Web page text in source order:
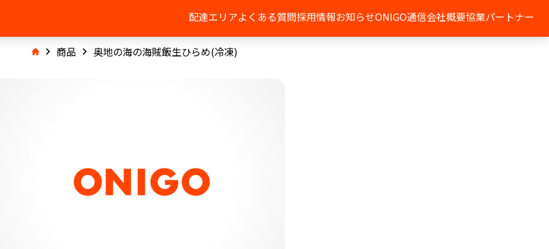
配達エリアよくある質問採用情報お知らせONIGO通信会社概要協業パートナー
商品 奥地の海の海賊飯生ひらめ(冷凍)